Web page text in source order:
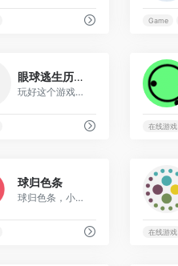
Game
眼球逃生历险记
玩好这个游戏，要做到眼疾手快！网站是一个益智逃生小游戏，经典的像素画面，考究的游戏操作，你一定会喜欢上的！
在线游戏
球归色条
球归色条，小游戏
在线游戏